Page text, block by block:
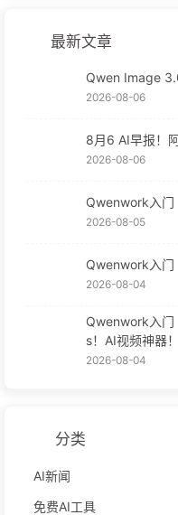
最新文章
Qwen Image
2026-08-06
8月6 AI早报！
2026-08-06
Qwenwork入门
2026-08-05
Qwenwork入门
2026-08-04
Qwenwork入
s！AI视频神器！
2026-08-04
分类
AI新闻
免费AI工具